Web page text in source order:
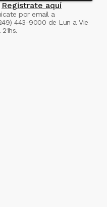
Registrate aquí
por email a
443-9000 de Lun a Vie